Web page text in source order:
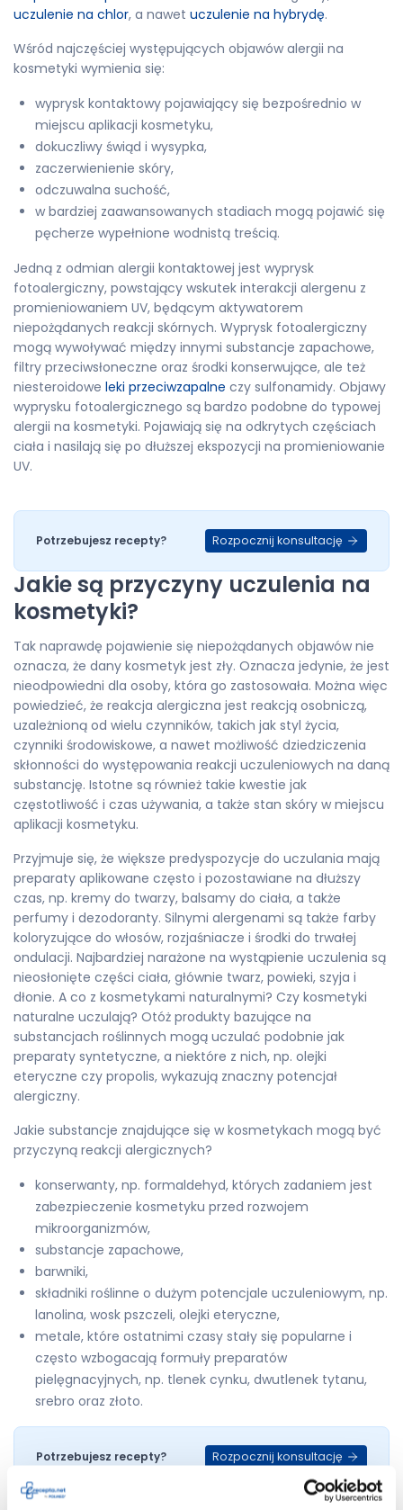
uczulenie na chlor, a nawet uczulenie na hybrydę.
Wśród najczęściej występujących objawów alergii na
kosmetyki wymienia się:
wyprysk kontaktowy pojawiający się bezpośrednio w
miejscu aplikacji kosmetyku,
dokuczliwy świąd i wysypka,
zaczerwienienie skóry,
odczuwalna suchość,
w bardziej zaawansowanych stadiach mogą pojawić się
pęcherze wypełnione wodnistą treścią.
Jedną z odmian alergii kontaktowej jest wyprysk
fotoalergiczny, powstający wskutek interakcji alergenu z
promieniowaniem UV, będącym aktywatorem
niepożądanych reakcji skórnych. Wyprysk fotoalergiczny
mogą wywoływać między innymi substancje zapachowe,
filtry przeciwsłoneczne oraz środki konserwujące, ale też
niesteroidowe leki przeciwzapalne czy sulfonamidy. Objawy
wyprysku fotoalergicznego są bardzo podobne do typowej
alergii na kosmetyki. Pojawiają się na odkrytych częściach
ciała i nasilają się po dłuższej ekspozycji na promieniowanie
UV.
Potrzebujesz recepty? Rozpocznij konsultację
Jakie są przyczyny uczulenia na
kosmetyki?
Tak naprawdę pojawienie się niepożądanych objawów nie
oznacza, że dany kosmetyk jest zły. Oznacza jedynie, że jest
nieodpowiedni dla osoby, która go zastosowała. Można więc
powiedzieć, że reakcja alergiczna jest reakcją osobniczą,
uzależnioną od wielu czynników, takich jak styl życia,
czynniki środowiskowe, a nawet możliwość dziedziczenia
skłonności do występowania reakcji uczuleniowych na daną
substancję. Istotne są również takie kwestie jak
częstotliwość i czas używania, a także stan skóry w miejscu
aplikacji kosmetyku.
Przyjmuje się, że większe predyspozycje do uczulania mają
preparaty aplikowane często i pozostawiane na dłuższy
czas, np. kremy do twarzy, balsamy do ciała, a także
perfumy i dezodoranty. Silnymi alergenami są także farby
koloryzujące do włosów, rozjaśniacze i środki do trwałej
ondulacji. Najbardziej narażone na wystąpienie uczulenia są
nieosłonięte części ciała, głównie twarz, powieki, szyja i
dłonie. A co z kosmetykami naturalnymi? Czy kosmetyki
naturalne uczulają? Otóż produkty bazujące na
substancjach roślinnych mogą uczulać podobnie jak
preparaty syntetyczne, a niektóre z nich, np. olejki
eteryczne czy propolis, wykazują znaczny potencjał
alergiczny.
Jakie substancje znajdujące się w kosmetykach mogą być
przyczyną reakcji alergicznych?
konserwanty, np. formaldehyd, których zadaniem jest
zabezpieczenie kosmetyku przed rozwojem
mikroorganizmów,
substancje zapachowe,
barwniki,
składniki roślinne o dużym potencjale uczuleniowym, np.
lanolina, wosk pszczeli, olejki eteryczne,
metale, które ostatnimi czasy stały się popularne i
często wzbogacają formuły preparatów
pielęgnacyjnych, np. tlenek cynku, dwutlenek tytanu,
srebro oraz złoto.
Potrzebujesz recepty? Rozpocznij konsultację
Alergia na kosmetyki – po jakim